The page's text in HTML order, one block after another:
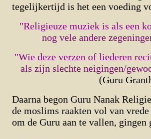
tegelijkertijd is het een voeding
"Religieuze muziek is als een
nog vele andere
"Wie deze verzen of liederen
als zijn slechte neigingen/
(Guru
Daarna begon Guru Nanak
de moslims raakten vol van
om de Guru aan te vallen, gingen